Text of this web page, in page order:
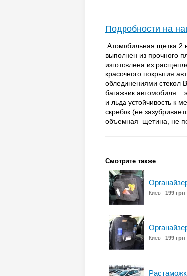
Подробности на
Атомобильная щетка 2
выполнен из прочного
изготовлена из
красочного покрытия
облединениями стекол
багажник автомобиля.
и льда устойчивость к
скребок (не
объемная щетина, не
Смотрите также
Киев 199 грн
Киев 199 грн